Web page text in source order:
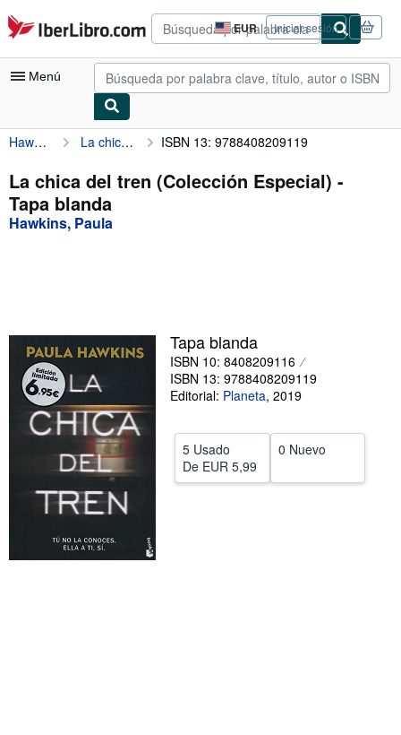
Pasar al contenido principal
IberLibro.com EUR
Preferencias
de
compra
del
Iniciar sesión
Menú
Mi cuenta
Consultar mis pedidos
Búsqueda avanzada
Vendedores
Comenzar a vender
Ayuda
Hawkins, Paula La chica del tren (Colección Especial) ISBN 13: 9788408209119
La chica del tren (Colección Especial) -
Tapa blanda
Hawkins, Paula
Tapa blanda
ISBN 10: 8408209116
ISBN 13: 9788408209119
Editorial: Planeta, 2019
5 Usado
De EUR 5,99
0 Nuevo